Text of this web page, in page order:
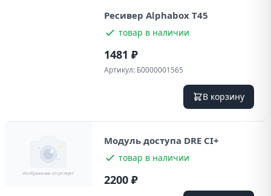
Ресивер Alphabox T45
товар в наличии
1481 ₽
Артикул: Б0000001565
В корзину
Модуль доступа DRE CI+
товар в наличии
2200 ₽